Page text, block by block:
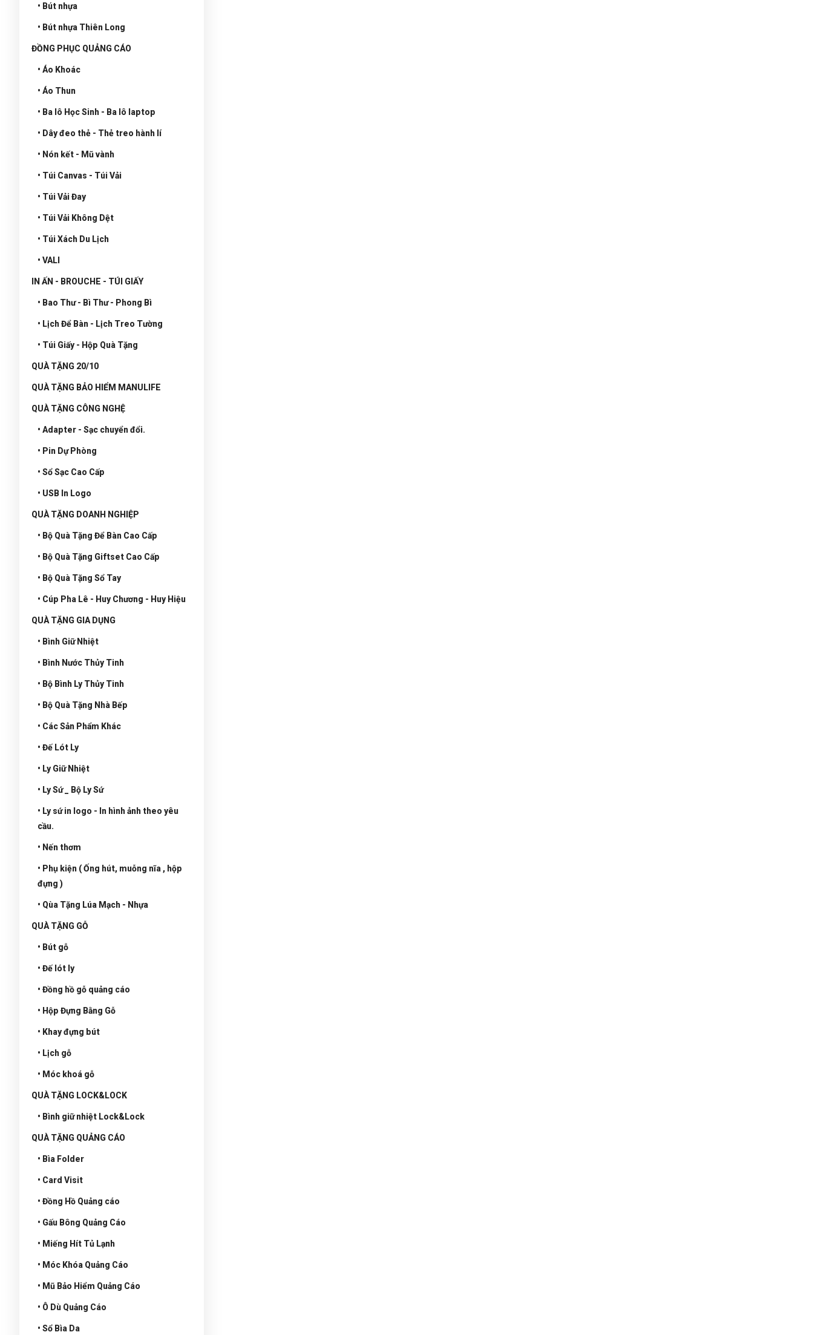
• Bút nhựa
• Bút nhựa Thiên Long
ĐỒNG PHỤC QUẢNG CÁO
• Áo Khoác
• Áo Thun
• Ba lô Học Sinh - Ba lô laptop
• Dây đeo thẻ - Thẻ treo hành lí
• Nón kết - Mũ vành
• Túi Canvas - Túi Vải
• Túi Vải Đay
• Túi Vải Không Dệt
• Túi Xách Du Lịch
• VALI
IN ẤN - BROUCHE - TÚI GIẤY
• Bao Thư - Bì Thư - Phong Bì
• Lịch Để Bàn - Lịch Treo Tường
• Túi Giấy - Hộp Quà Tặng
QUÀ TẶNG 20/10
QUÀ TẶNG BẢO HIỂM MANULIFE
QUÀ TẶNG CÔNG NGHỆ
• Adapter - Sạc chuyển đổi.
• Pin Dự Phòng
• Sổ Sạc Cao Cấp
• USB In Logo
QUÀ TẶNG DOANH NGHIỆP
• Bộ Quà Tặng Để Bàn Cao Cấp
• Bộ Quà Tặng Giftset Cao Cấp
• Bộ Quà Tặng Sổ Tay
• Cúp Pha Lê - Huy Chương - Huy Hiệu
QUÀ TẶNG GIA DỤNG
• Bình Giữ Nhiệt
• Bình Nước Thủy Tinh
• Bộ Bình Ly Thủy Tinh
• Bộ Quà Tặng Nhà Bếp
• Các Sản Phẩm Khác
• Đế Lót Ly
• Ly Giữ Nhiệt
• Ly Sứ _ Bộ Ly Sứ
• Ly sứ in logo - In hình ảnh theo yêu
cầu.
• Nến thơm
• Phụ kiện ( Ống hút, muỗng nĩa , hộp
đựng )
• Qùa Tặng Lúa Mạch - Nhựa
QUÀ TẶNG GỖ
• Bút gỗ
• Đế lót ly
• Đồng hồ gỗ quảng cáo
• Hộp Đựng Bằng Gỗ
• Khay đựng bút
• Lịch gỗ
• Móc khoá gỗ
QUÀ TẶNG LOCK&LOCK
• Bình giữ nhiệt Lock&Lock
QUÀ TẶNG QUẢNG CÁO
• Bìa Folder
• Card Visit
• Đồng Hồ Quảng cáo
• Gấu Bông Quảng Cáo
• Miếng Hít Tủ Lạnh
• Móc Khóa Quảng Cáo
• Mũ Bảo Hiểm Quảng Cáo
• Ô Dù Quảng Cáo
• Sổ Bìa Da